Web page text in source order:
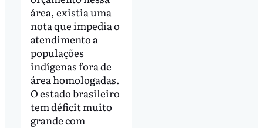
área, existia uma
nota que impedia o
atendimento a
populações
indígenas fora de
área homologadas.
O estado brasileiro
tem déficit muito
grande com